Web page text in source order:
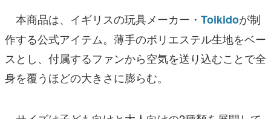
本商品は、イギリスの玩具メーカー・ Toikidoが制
作する公式アイテム。薄手のポリエステル生地をベー
スとし、付属するファンから空気を送り込むことで全
身を覆うほどの大きさに膨らむ。